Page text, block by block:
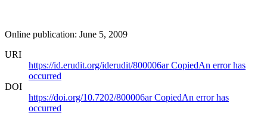
Online publication: June 5, 2009
URI
https://id.erudit.org/iderudit/800006arCopiedAn error has
occurred
DOI
https://doi.org/10.7202/800006arCopiedAn error has
occurred